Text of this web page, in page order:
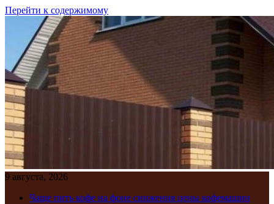
Перейти к содержимому
9 августа, 2026
Чаще пить кофе на фоне снижения цены кофемашин